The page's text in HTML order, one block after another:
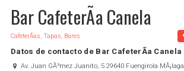
Bar CafeterÃ­a Canela
CafeterÃ­as, Tapas, Bares
Datos de contacto de Bar CafeterÃ­a Canela
Av. Juan GÃ³mez Juanito, 5 29640 Fuengirola MÃ¡laga